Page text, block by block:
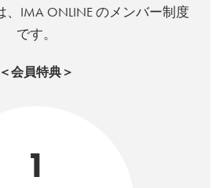
、IMA ONLINE のメンバー制度
です。
＜会員特典＞
1